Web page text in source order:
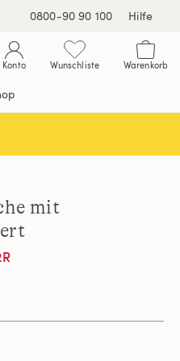
0800-90 90 100 Hilfe
Konto Wunschliste Warenkorb
mit